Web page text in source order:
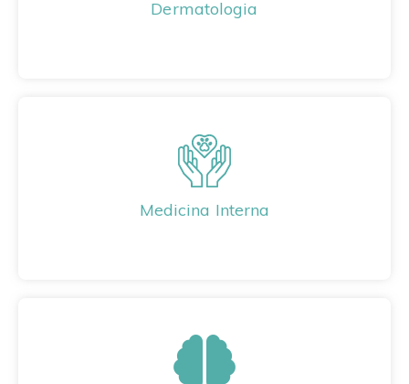
Dermatologia
Medicina Interna